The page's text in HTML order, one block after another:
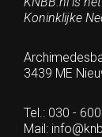
Koninklijke
3439 ME
Tel.: 030 -
Mail: